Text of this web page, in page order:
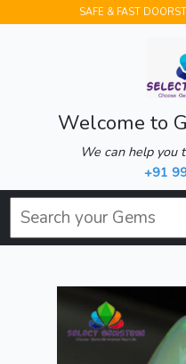
SAFE & FAST
Welcome to
We can help you
+91